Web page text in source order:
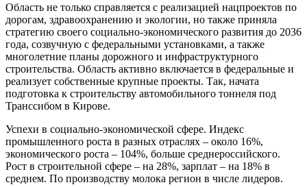
Область не только справляется с реализацией нацпроектов по
дорогам, здравоохранению и экологии, но также приняла
стратегию своего социально-экономического развития до 2036
года, созвучную с федеральными установками, а также
многолетние планы дорожного и инфраструктурного
строительства. Область активно включается в федеральные и
реализует собственные крупные проекты. Так, начата
подготовка к строительству автомобильного тоннеля под
Транссибом в Кирове.
Успехи в социально-экономической сфере. Индекс
промышленного роста в разных отраслях – около 16%,
экономического роста – 104%, больше среднероссийского.
Рост в строительной сфере – на 28%, зарплат – на 18% в
среднем. По производству молока регион в числе лидеров.